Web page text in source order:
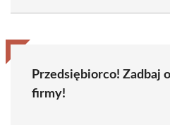
Przedsiębiorco! Zadbaj
firmy!